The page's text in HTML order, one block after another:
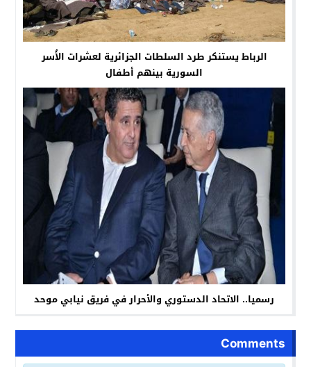
الرباط يستنكر طرد السلطات الجزائرية لعشرات الأُسر
السورية بينهم أطفال
رسميا.. الاتحاد الدستوري والأحرار في فريق نيابي موحد
Comments